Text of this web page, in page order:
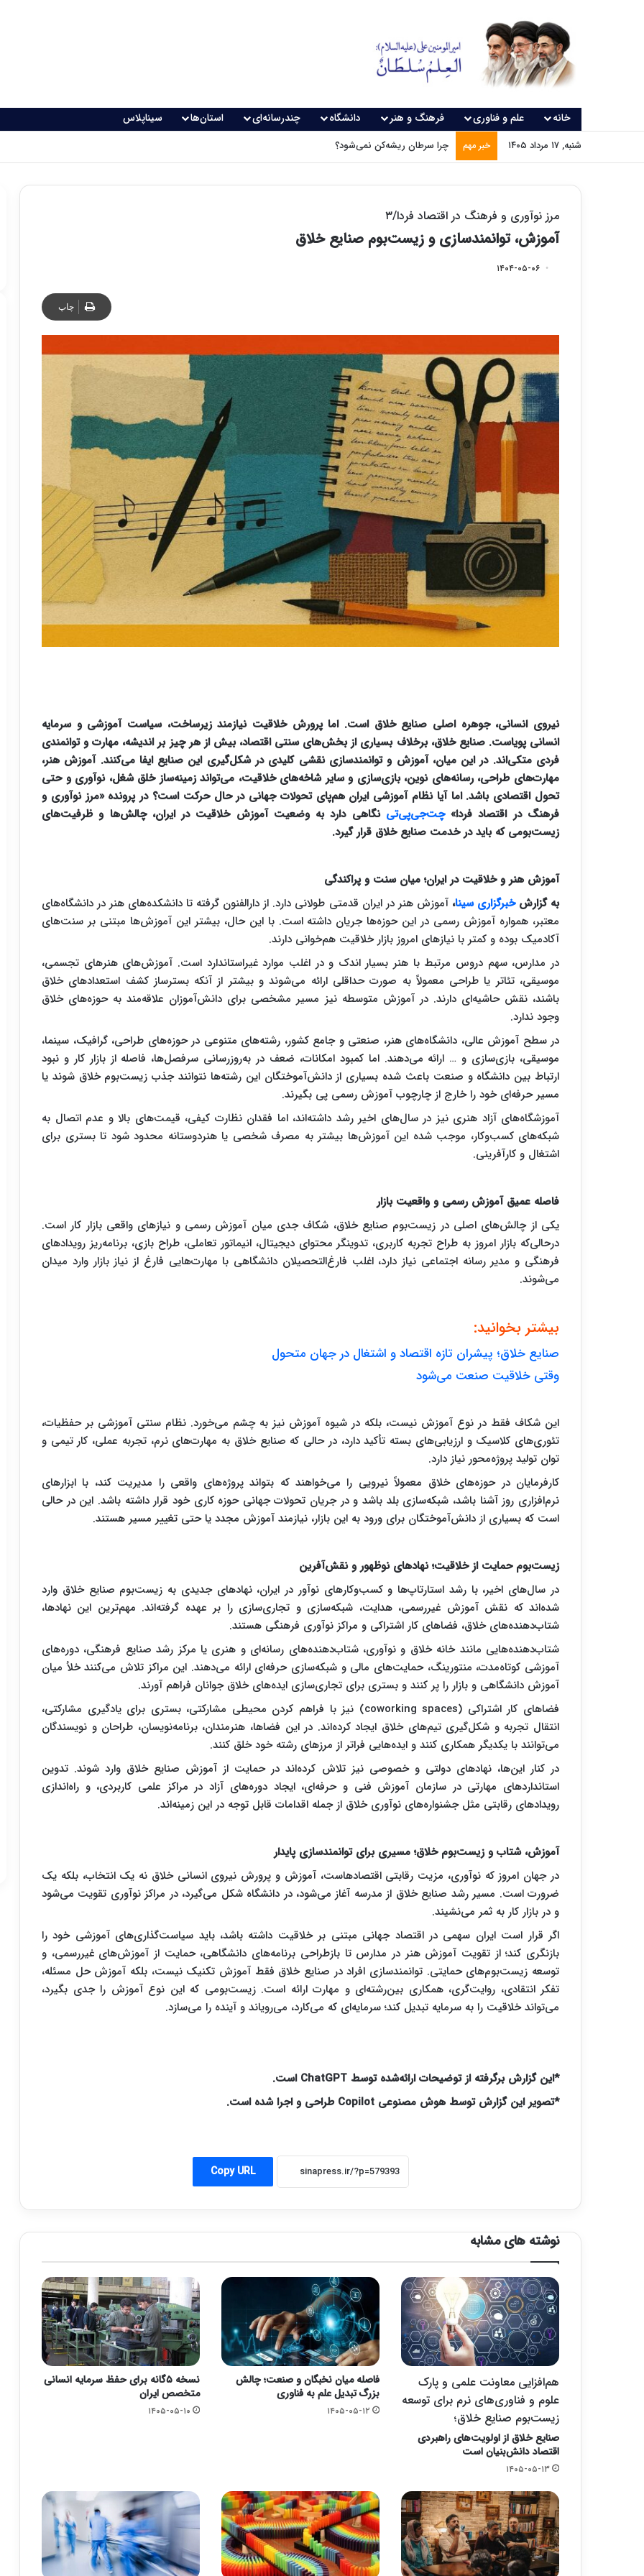
خانه علم و فناوری فرهنگ و هنر دانشگاه چندرسانه‌ای استان‌ها سیناپلاس
شنبه, ۱۷ مرداد ۱۴۰۵ خبر مهم چرا سرطان ریشه‌کن نمی‌شود؟
مرز نوآوری و فرهنگ در اقتصاد فردا/۳
آموزش، توانمندسازی و زیست‌بوم صنایع خلاق
۱۴۰۴-۰۵-۰۶
چاپ
نیروی انسانی، جوهره اصلی صنایع خلاق است. اما پرورش خلاقیت نیازمند زیرساخت، سیاست آموزشی و سرمایه
انسانی پویاست. صنایع خلاق، برخلاف بسیاری از بخش‌های سنتی اقتصاد، بیش از هر چیز بر اندیشه، مهارت و توانمندی
فردی متکی‌اند. در این میان، آموزش و توانمندسازی نقشی کلیدی در شکل‌گیری این صنایع ایفا می‌کنند. آموزش هنر،
مهارت‌های طراحی، رسانه‌های نوین، بازی‌سازی و سایر شاخه‌های خلاقیت، می‌تواند زمینه‌ساز خلق شغل، نوآوری و حتی
تحول اقتصادی باشد. اما آیا نظام آموزشی ایران هم‌پای تحولات جهانی در حال حرکت است؟ در پرونده «مرز نوآوری و
فرهنگ در اقتصاد فردا»چت‌جی‌پی‌تی نگاهی دارد به وضعیت آموزش خلاقیت در ایران، چالش‌ها و ظرفیت‌های
زیست‌بومی که باید در خدمت صنایع خلاق قرار گیرد.
آموزش هنر و خلاقیت در ایران؛ میان سنت و پراکندگی
به گزارش خبرگزاری سینا، آموزش هنر در ایران قدمتی طولانی دارد. از دارالفنون گرفته تا دانشکده‌های هنر در دانشگاه‌های
معتبر، همواره آموزش رسمی در این حوزه‌ها جریان داشته است. با این حال، بیشتر این آموزش‌ها مبتنی بر سنت‌های
آکادمیک بوده و کمتر با نیازهای امروز بازار خلاقیت هم‌خوانی دارند.
در مدارس، سهم دروس مرتبط با هنر بسیار اندک و در اغلب موارد غیراستاندارد است. آموزش‌های هنرهای تجسمی،
موسیقی، تئاتر یا طراحی معمولاً به صورت حداقلی ارائه می‌شوند و بیشتر از آنکه بسترساز کشف استعدادهای خلاق
باشند، نقش حاشیه‌ای دارند. در آموزش متوسطه نیز مسیر مشخصی برای دانش‌آموزان علاقه‌مند به حوزه‌های خلاق
وجود ندارد.
در سطح آموزش عالی، دانشگاه‌های هنر، صنعتی و جامع کشور، رشته‌های متنوعی در حوزه‌های طراحی، گرافیک، سینما،
موسیقی، بازی‌سازی و … ارائه می‌دهند. اما کمبود امکانات، ضعف در به‌روزرسانی سرفصل‌ها، فاصله از بازار کار و نبود
ارتباط بین دانشگاه و صنعت باعث شده بسیاری از دانش‌آموختگان این رشته‌ها نتوانند جذب زیست‌بوم خلاق شوند یا
مسیر حرفه‌ای خود را خارج از چارچوب آموزش رسمی پی بگیرند.
آموزشگاه‌های آزاد هنری نیز در سال‌های اخیر رشد داشته‌اند، اما فقدان نظارت کیفی، قیمت‌های بالا و عدم اتصال به
شبکه‌های کسب‌وکار، موجب شده این آموزش‌ها بیشتر به مصرف شخصی یا هنردوستانه محدود شود تا بستری برای
اشتغال و کارآفرینی.
فاصله عمیق آموزش رسمی و واقعیت بازار
یکی از چالش‌های اصلی در زیست‌بوم صنایع خلاق، شکاف جدی میان آموزش رسمی و نیازهای واقعی بازار کار است.
درحالی‌که بازار امروز به طراح تجربه کاربری، تدوینگر محتوای دیجیتال، انیماتور تعاملی، طراح بازی، برنامه‌ریز رویدادهای
فرهنگی و مدیر رسانه اجتماعی نیاز دارد، اغلب فارغ‌التحصیلان دانشگاهی با مهارت‌هایی فارغ از نیاز بازار وارد میدان
می‌شوند.
بیشتر بخوانید:
صنایع خلاق؛ پیشران تازه اقتصاد و اشتغال در جهان متحول
وقتی خلاقیت صنعت می‌شود
این شکاف فقط در نوع آموزش نیست، بلکه در شیوه آموزش نیز به چشم می‌خورد. نظام سنتی آموزشی بر حفظیات،
تئوری‌های کلاسیک و ارزیابی‌های بسته تأکید دارد، در حالی که صنایع خلاق به مهارت‌های نرم، تجربه عملی، کار تیمی و
توان تولید پروژه‌محور نیاز دارد.
کارفرمایان در حوزه‌های خلاق معمولاً نیرویی را می‌خواهند که بتواند پروژه‌های واقعی را مدیریت کند، با ابزارهای
نرم‌افزاری روز آشنا باشد، شبکه‌سازی بلد باشد و در جریان تحولات جهانی حوزه کاری خود قرار داشته باشد. این در حالی
است که بسیاری از دانش‌آموختگان برای ورود به این بازار، نیازمند آموزش مجدد یا حتی تغییر مسیر هستند.
زیست‌بوم حمایت از خلاقیت؛ نهادهای نوظهور و نقش‌آفرین
در سال‌های اخیر، با رشد استارتاپ‌ها و کسب‌وکارهای نوآور در ایران، نهادهای جدیدی به زیست‌بوم صنایع خلاق وارد
شده‌اند که نقش آموزش غیررسمی، هدایت، شبکه‌سازی و تجاری‌سازی را بر عهده گرفته‌اند. مهم‌ترین این نهادها،
شتاب‌دهنده‌های خلاق، فضاهای کار اشتراکی و مراکز نوآوری فرهنگی هستند.
شتاب‌دهنده‌هایی مانند خانه خلاق و نوآوری، شتاب‌دهنده‌های رسانه‌ای و هنری یا مرکز رشد صنایع فرهنگی، دوره‌های
آموزشی کوتاه‌مدت، منتورینگ، حمایت‌های مالی و شبکه‌سازی حرفه‌ای ارائه می‌دهند. این مراکز تلاش می‌کنند خلأ میان
آموزش دانشگاهی و بازار را پر کنند و بستری برای تجاری‌سازی ایده‌های خلاق جوانان فراهم آورند.
فضاهای کار اشتراکی (coworking spaces) نیز با فراهم کردن محیطی مشارکتی، بستری برای یادگیری مشارکتی،
انتقال تجربه و شکل‌گیری تیم‌های خلاق ایجاد کرده‌اند. در این فضاها، هنرمندان، برنامه‌نویسان، طراحان و نویسندگان
می‌توانند با یکدیگر همکاری کنند و ایده‌هایی فراتر از مرزهای رشته خود خلق کنند.
در کنار این‌ها، نهادهای دولتی و خصوصی نیز تلاش کرده‌اند در حمایت از آموزش صنایع خلاق وارد شوند. تدوین
استانداردهای مهارتی در سازمان آموزش فنی و حرفه‌ای، ایجاد دوره‌های آزاد در مراکز علمی کاربردی، و راه‌اندازی
رویدادهای رقابتی مثل جشنواره‌های نوآوری خلاق از جمله اقدامات قابل توجه در این زمینه‌اند.
آموزش، شتاب و زیست‌بوم خلاق؛ مسیری برای توانمندسازی پایدار
در جهان امروز که نوآوری، مزیت رقابتی اقتصادهاست، آموزش و پرورش نیروی انسانی خلاق نه یک انتخاب، بلکه یک
ضرورت است. مسیر رشد صنایع خلاق از مدرسه آغاز می‌شود، در دانشگاه شکل می‌گیرد، در مراکز نوآوری تقویت می‌شود
و در بازار کار به ثمر می‌نشیند.
اگر قرار است ایران سهمی در اقتصاد جهانی مبتنی بر خلاقیت داشته باشد، باید سیاست‌گذاری‌های آموزشی خود را
بازنگری کند؛ از تقویت آموزش هنر در مدارس تا بازطراحی برنامه‌های دانشگاهی، حمایت از آموزش‌های غیررسمی، و
توسعه زیست‌بوم‌های حمایتی. توانمندسازی افراد در صنایع خلاق فقط آموزش تکنیک نیست، بلکه آموزش حل مسئله،
تفکر انتقادی، روایت‌گری، همکاری بین‌رشته‌ای و مهارت ارائه است. زیست‌بومی که این نوع آموزش را جدی بگیرد،
می‌تواند خلاقیت را به سرمایه تبدیل کند؛ سرمایه‌ای که می‌کارد، می‌رویاند و آینده را می‌سازد.
*این گزارش برگرفته از توضیحات ارائه‌شده توسط ChatGPT است.
*تصویر این گزارش توسط هوش مصنوعی Copilot طراحی و اجرا شده است.
Copy URL
نوشته های مشابه
هم‌افزایی معاونت علمی و پارک
علوم و فناوری‌های نرم برای توسعه
زیست‌بوم صنایع خلاق؛
صنایع خلاق از اولویت‌های راهبردی
اقتصاد دانش‌بنیان است
۱۴۰۵-۰۵-۱۳
فاصله میان نخبگان و صنعت؛ چالش
بزرگ تبدیل علم به فناوری
۱۴۰۵-۰۵-۱۲
نسخه ۵گانه برای حفظ سرمایه انسانی
متخصص ایران
۱۴۰۵-۰۵-۱۰